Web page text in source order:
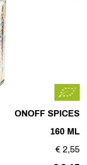
ONOFF SPICES
160 ML
€ 2,55